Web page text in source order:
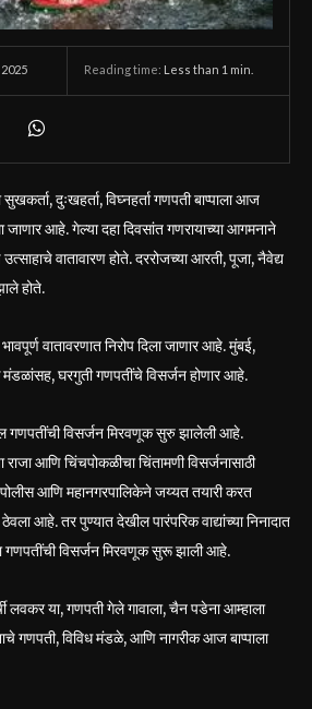
Reading time: Less than 1 min.
दुःखहर्ता, विघ्नहर्ता गणपती बाप्पाला आज
जाणार आहे. गेल्या दहा दिवसांत गणरायाच्या आगमनाने
वातावारण होते. दररोजच्या आरती, पूजा, नैवेद्य
होते.
वातावरणात निरोप दिला जाणार आहे. मुंबई,
मंडळांसह, घरगुती गणपतींचे विसर्जन होणार आहे.
गणपतींची विसर्जन मिरवणूक सुरु झालेली आहे.
आणि चिंचपोकळीचा चिंतामणी विसर्जनासाठी
आणि महानगरपालिकेने जय्यत तयारी करत
आहे. तर पुण्यात देखील पारंपरिक वाद्यांच्या निनादात
गणपतींची विसर्जन मिरवणूक सुरू झाली आहे.
लवकर या, गणपती गेले गावाला, चैन पडेना आम्हाला
गणपती, विविध मंडळे, आणि नागरीक आज बाप्पाला